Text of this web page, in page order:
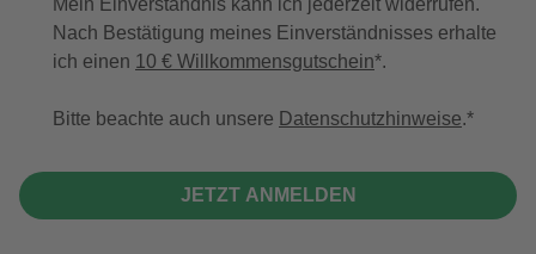
Mein Einverständnis kann ich jederzeit widerrufen.
Nach Bestätigung meines Einverständnisses erhalte
ich einen 10 € Willkommensgutschein*.
Bitte beachte auch unsere Datenschutzhinweise.
JETZT ANMELDEN